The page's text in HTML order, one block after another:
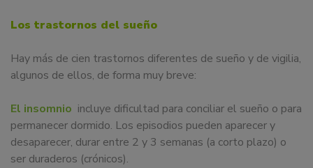
particulares,
organismos,
empresas,
eventos.
Los trastornos del sueño
Hay más de cien trastornos diferentes de sueño y de vigilia,
algunos de ellos, de forma muy breve:
El insomnio incluye dificultad para conciliar el sueño o para
permanecer dormido. Los episodios pueden aparecer y
desaparecer, durar entre 2 y 3 semanas (a corto plazo) o
ser duraderos (crónicos).